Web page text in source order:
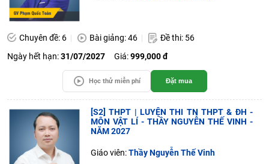
Chuyên đề: 6 Bài giảng: 46
Đề thi: 56
Ngày hết hạn:31/07/2027 Giá:999,000 đ
Học thử miễn phí Đặt mua
[S2] THPT | LUYỆN THI TN THPT & ĐH -
MÔN VẬT LÍ - THẦY NGUYỄN THẾ VINH -
NĂM 2027
Giáo viên:Thầy Nguyễn Thế Vinh